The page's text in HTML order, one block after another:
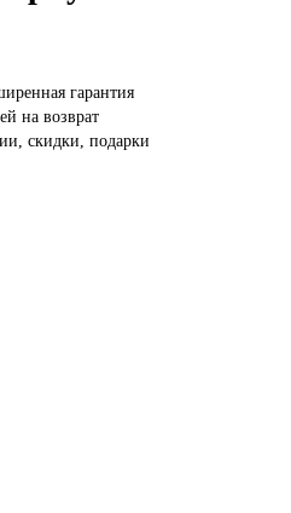
гарантия
на возврат
скидки, подарки